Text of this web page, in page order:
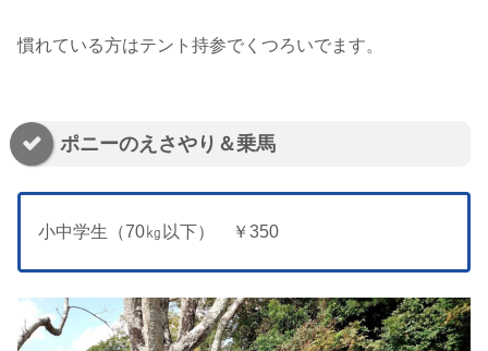
慣れている方はテント持参でくつろいでます。
ポニーのえさやり＆乗馬
小中学生（70㎏以下） ￥350